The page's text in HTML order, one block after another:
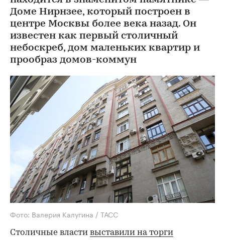
Доме Нирнзее, который построен в
центре Москвы более века назад. Он
известен как первый столичный
небоскреб, дом маленьких квартир и
прообраз домов-коммун
Фото: Валерия Калугина / ТАСС
Столичные власти выставили на торги